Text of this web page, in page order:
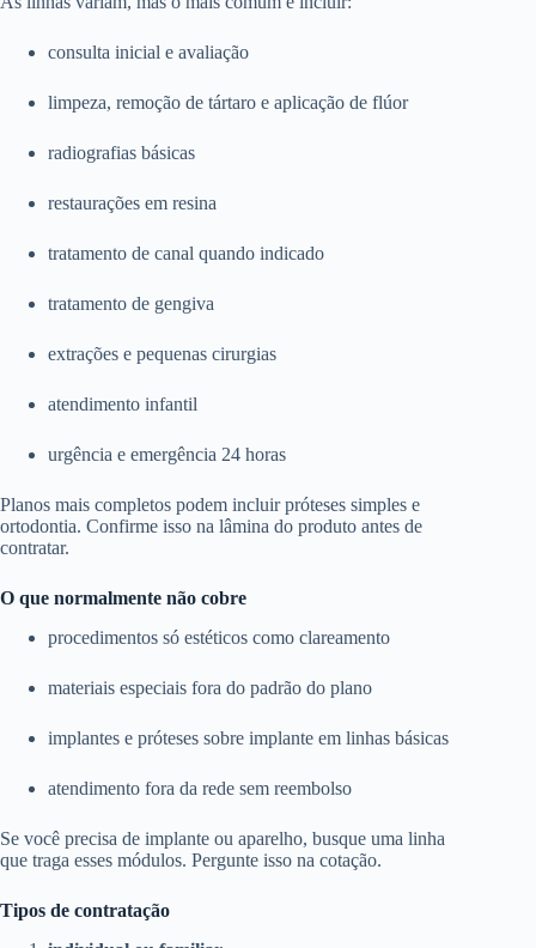
consulta inicial e avaliação
limpeza, remoção de tártaro e aplicação de flúor
radiografias básicas
restaurações em resina
tratamento de canal quando indicado
tratamento de gengiva
extrações e pequenas cirurgias
atendimento infantil
urgência e emergência 24 horas
Planos mais completos podem incluir próteses simples e
ortodontia. Confirme isso na lâmina do produto antes de
contratar.
O que normalmente não cobre
procedimentos só estéticos como clareamento
materiais especiais fora do padrão do plano
implantes e próteses sobre implante em linhas básicas
atendimento fora da rede sem reembolso
Se você precisa de implante ou aparelho, busque uma linha
que traga esses módulos. Pergunte isso na cotação.
Tipos de contratação